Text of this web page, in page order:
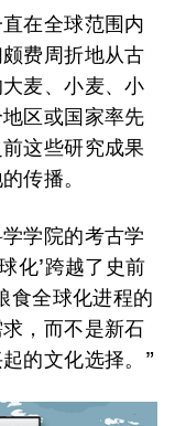
在全球范围内
费周折地从古
麦、小麦、小
区或国家率先
这些研究成果
传播。
学院的考古学
化’跨越了史前
食全球化进程的
，而不是新石
的文化选择。”